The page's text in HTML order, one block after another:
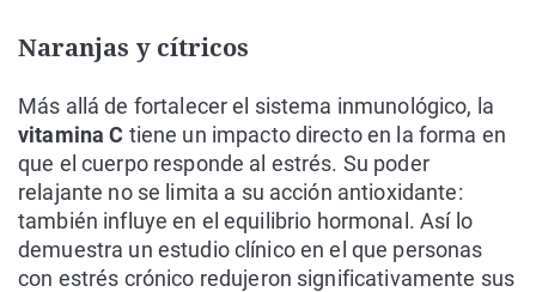
Naranjas y cítricos
Más allá de fortalecer el sistema inmunológico, la
vitamina C tiene un impacto directo en la forma en
que el cuerpo responde al estrés. Su poder
relajante no se limita a su acción antioxidante:
también influye en el equilibrio hormonal. Así lo
demuestra un estudio clínico en el que personas
con estrés crónico redujeron significativamente sus